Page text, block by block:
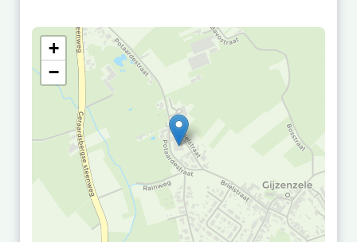
+
−